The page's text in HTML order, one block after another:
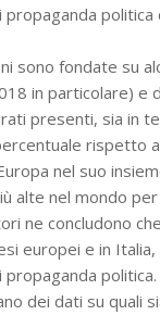
politica
sono fondate su
in particolare) e
presenti, sia in
rispetto
nel suo
alte nel mondo per
ne concludono
europei e in
dei dati su quali